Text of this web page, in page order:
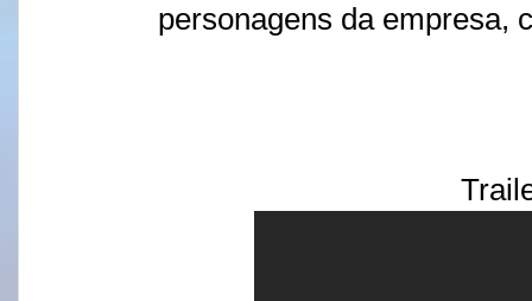
personagens da empresa,